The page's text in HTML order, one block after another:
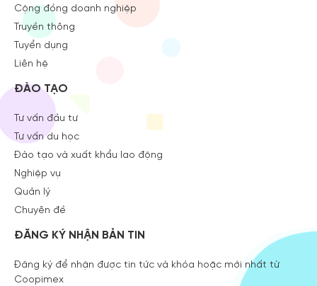
Cộng đồng doanh nghiệp
Truyền thông
Tuyển dụng
Liên hệ
ĐÀO TẠO
Tư vấn đầu tư
Tư vấn du học
Đào tạo và xuất khẩu lao động
Nghiệp vụ
Quản lý
Chuyên đề
ĐĂNG KÝ NHẬN BẢN TIN
Đăng ký để nhận được tin tức và khóa hoặc mới nhất từ
Coopimex